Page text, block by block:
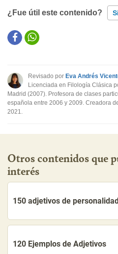
¿Fue útil este contenido?
Este contenido contiene
Otro
Revisado por Eva Andrés
Licenciada en Filología Clásica
Madrid (2007). Profesora de clases
española entre 2006 y 2009. Creadora
2021.
Otros contenidos que
interés
150 adjetivos de
120 Ejemplos de Adjetivos